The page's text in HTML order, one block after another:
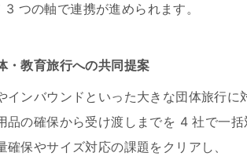
3 つの軸で連携が進められます。
・教育旅行への共同提案
インバウンドといった大きな団体旅行に
品の確保から受け渡しまでを 4 社で一括
確保やサイズ対応の課題をクリアし、